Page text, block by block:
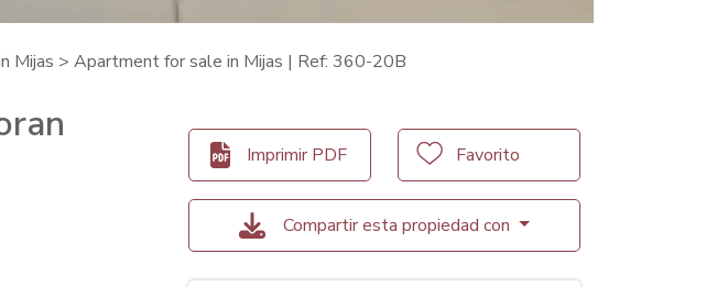
Mijas > Apartment for sale in Mijas | Ref: 360-20B
Imprimir PDF Favorito
Compartir esta propiedad con